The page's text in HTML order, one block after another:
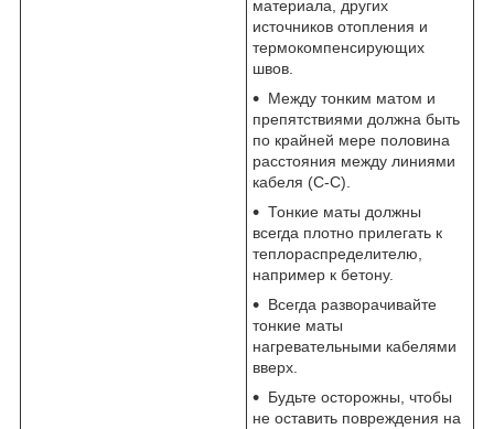
материала, других
источников отопления и
термокомпенсирующих
швов.
Между тонким матом и
препятствиями должна быть
по крайней мере половина
расстояния между линиями
кабеля (С-С).
Тонкие маты должны
всегда плотно прилегать к
теплораспределителю,
например к бетону.
Всегда разворачивайте
тонкие маты
нагревательными кабелями
вверх.
Будьте осторожны, чтобы
не оставить повреждения на